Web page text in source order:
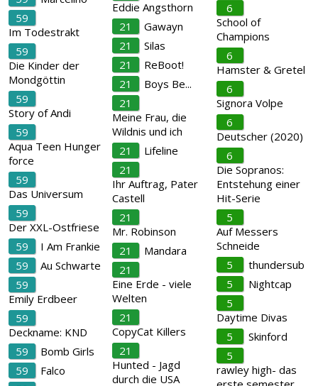
59
Im Todestrakt
59
Die Kinder der
Mondgöttin
59
Story of Andi
59
Aqua Teen Hunger
force
59
Das Universum
59
Der XXL-Ostfriese
59
I Am Frankie
59
Au Schwarte
59
Emily Erdbeer
59
Deckname: KND
59
Bomb Girls
59
Falco
Eddie Angsthorn
21
Gawayn
21
Silas
21
ReBoot!
21
Boys Be...
21
Meine Frau, die
Wildnis und ich
21
Lifeline
21
Ihr Auftrag, Pater
Castell
21
Mr. Robinson
21
Mandara
21
Eine Erde - viele
Welten
21
CopyCat Killers
21
Hunted - Jagd
durch die USA
6
School of
Champions
6
Hamster & Gretel
6
Signora Volpe
6
Deutscher (2020)
6
Die Sopranos:
Entstehung einer
Hit-Serie
5
Auf Messers
Schneide
5
thundersub
5
Nightcap
5
Daytime Divas
5
Skinford
5
rawley high- das